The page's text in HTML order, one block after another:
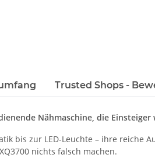
Trusted Shops -
Nähmaschine, die
bis zur LED-Leuchte – ihre
nichts falsch machen.